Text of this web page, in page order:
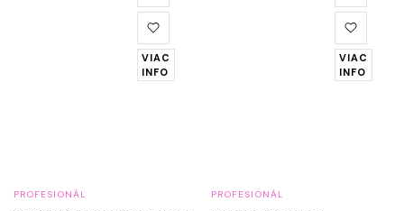
VIAC
INFO
PROFESIONÁL
VIAC
INFO
PROFESIONÁL